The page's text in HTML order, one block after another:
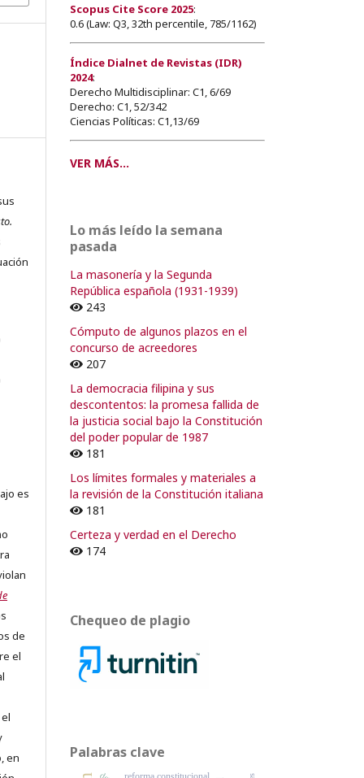
es
de
el
en
Scopus Cite Score 2025:
0.6 (Law: Q3, 32th percentile, 785/1162)
Índice Dialnet de Revistas (IDR)
2024:
Derecho Multidisciplinar: C1, 6/69
Derecho: C1, 52/342
Ciencias Políticas: C1,13/69
VER MÁS...
Lo más leído la semana
pasada
La masonería y la Segunda
República española (1931-1939)
243
Cómputo de algunos plazos en el
concurso de acreedores
207
La democracia filipina y sus
descontentos: la promesa fallida de
la justicia social bajo la Constitución
del poder popular de 1987
181
Los límites formales y materiales a
la revisión de la Constitución italiana
181
Certeza y verdad en el Derecho
174
Chequeo de plagio
Palabras clave